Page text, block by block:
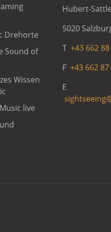
Drehorte
Sound of
Wissen
live
Hubert-
5020
T +43 662
F +43 662
E